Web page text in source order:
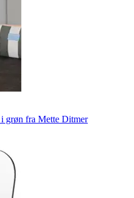
grøn fra Mette Ditmer